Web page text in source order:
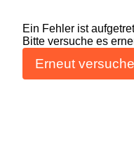
Ein Fehler ist
Bitte versuche es
Erneut